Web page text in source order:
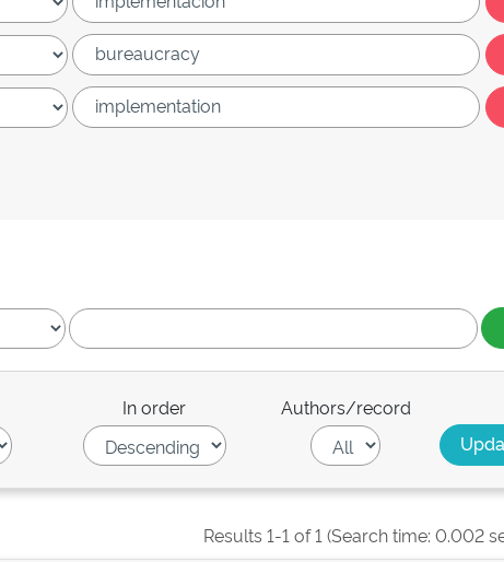
In order Authors/record
Results 1-1 of 1 (Search time: 0.002